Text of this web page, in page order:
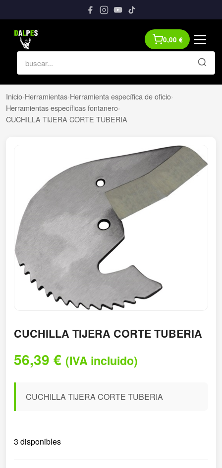
0,00 €
Inicio›Herramientas›Herramienta específica de oficio›
Herramientas específicas fontanero›
CUCHILLA TIJERA CORTE TUBERIA
CUCHILLA TIJERA CORTE TUBERIA
56,39 € (IVA incluido)
CUCHILLA TIJERA CORTE TUBERIA
3 disponibles